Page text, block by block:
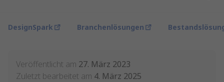
DesignSpark Branchenlösungen
Veröffentlicht am 27. März 2023
Zuletzt bearbeitet am 4. März 2025